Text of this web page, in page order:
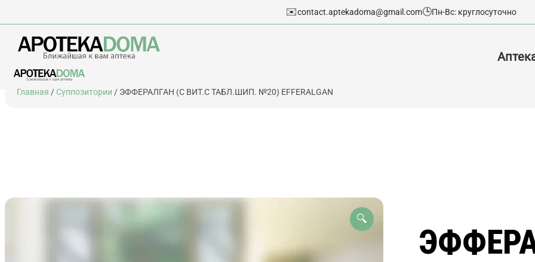
Перейти
✉️contact.aptekadoma@gmail.com🕒Пн-Вс: круглосуточно
Главная / Суппозитории / ЭФФЕРАЛГАН (С ВИТ.С ТАБЛ.ШИП. №20) EFFERALGAN
🔍